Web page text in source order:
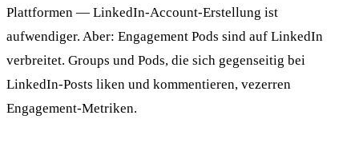
Plattformen — LinkedIn-Account-Erstellung ist
aufwendiger. Aber: Engagement Pods sind auf LinkedIn
verbreitet. Groups und Pods, die sich gegenseitig bei
LinkedIn-Posts liken und kommentieren, vezerren
Engagement-Metriken.